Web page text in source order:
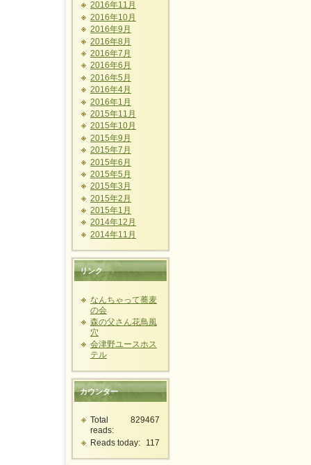
2016年11月
2016年10月
2016年9月
2016年8月
2016年7月
2016年6月
2016年5月
2016年4月
2016年1月
2015年11月
2015年10月
2015年9月
2015年7月
2015年6月
2015年5月
2015年3月
2015年2月
2015年1月
2014年12月
2014年11月
リンク
なんちゃって蕎麦
の会
森の父さん花鳥風
穴
会津野ユースホス
テル
カウンター
829467
Total
reads:
117
Reads today: